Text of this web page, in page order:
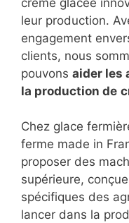
crème glacée
leur production.
engagement
clients, nous
pouvons aider les
la production de
Chez glace
ferme made in
proposer des
supérieure,
spécifiques des
lancer dans la